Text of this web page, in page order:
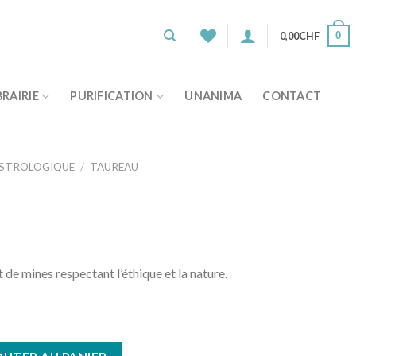
0,00CHF 0
PURIFICATION UNANIMA CONTACT
/ TAUREAU
mines respectant l’éthique et la nature.